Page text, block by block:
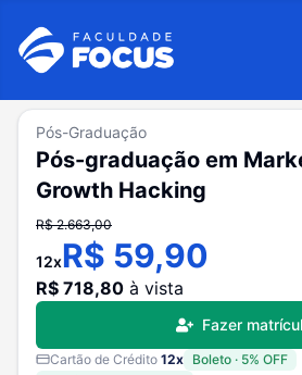
Pós-Graduação
Pós-graduação em
Growth Hacking
R$2.663,00
12xR$ 59,90
R$ 718,80 à vista
Fazer
Cartão de Crédito 12x Boleto · 5% OFF